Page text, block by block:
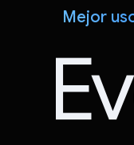
Mejor